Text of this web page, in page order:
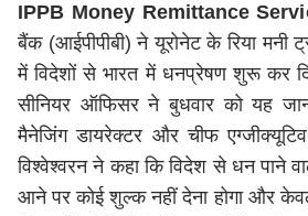
IPPB Money Remittance
बैंक (आईपीपीबी) ने यूरोनेट के रिया मनी
में विदेशों से भारत में धनप्रेषण शुरू कर
सीनियर ऑफिसर ने बुधवार को यह
मैनेजिंग डायरेक्टर और चीफ
विश्वेश्वरन ने कहा कि विदेश से धन पाने
आने पर कोई शुल्क नहीं देना होगा और